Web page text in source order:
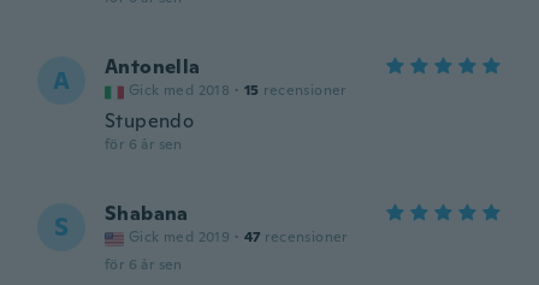
A Antonella
Gick med 2018 · 15 recensioner
Stupendo
för 6 år sen
S Shabana
Gick med 2019 · 47 recensioner
för 6 år sen